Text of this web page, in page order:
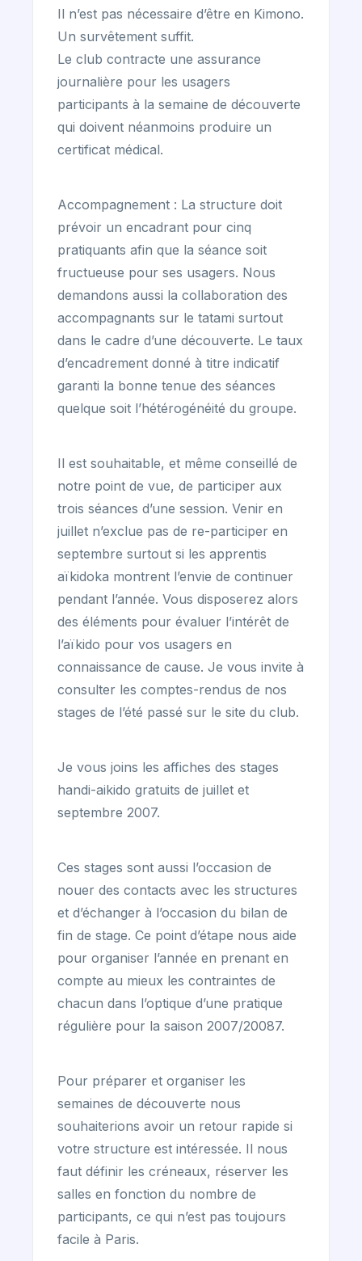
Il n’est pas nécessaire d’être en Kimono.
Un survêtement suffit.
Le club contracte une assurance
journalière pour les usagers
participants à la semaine de découverte
qui doivent néanmoins produire un
certificat médical.
Accompagnement : La structure doit
prévoir un encadrant pour cinq
pratiquants afin que la séance soit
fructueuse pour ses usagers. Nous
demandons aussi la collaboration des
accompagnants sur le tatami surtout
dans le cadre d’une découverte. Le taux
d’encadrement donné à titre indicatif
garanti la bonne tenue des séances
quelque soit l’hétérogénéité du groupe.
Il est souhaitable, et même conseillé de
notre point de vue, de participer aux
trois séances d’une session. Venir en
juillet n’exclue pas de re-participer en
septembre surtout si les apprentis
aïkidoka montrent l’envie de continuer
pendant l’année. Vous disposerez alors
des éléments pour évaluer l’intérêt de
l’aïkido pour vos usagers en
connaissance de cause. Je vous invite à
consulter les comptes-rendus de nos
stages de l’été passé sur le site du club.
Je vous joins les affiches des stages
handi-aikido gratuits de juillet et
septembre 2007.
Ces stages sont aussi l’occasion de
nouer des contacts avec les structures
et d’échanger à l’occasion du bilan de
fin de stage. Ce point d’étape nous aide
pour organiser l’année en prenant en
compte au mieux les contraintes de
chacun dans l’optique d’une pratique
régulière pour la saison 2007/20087.
Pour préparer et organiser les
semaines de découverte nous
souhaiterions avoir un retour rapide si
votre structure est intéressée. Il nous
faut définir les créneaux, réserver les
salles en fonction du nombre de
participants, ce qui n’est pas toujours
facile à Paris.